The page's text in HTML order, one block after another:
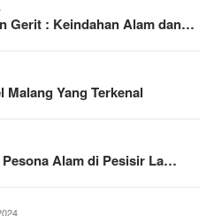
Gerit : Keindahan Alam dan…
Malang Yang Terkenal
Alam di Pesisir La…